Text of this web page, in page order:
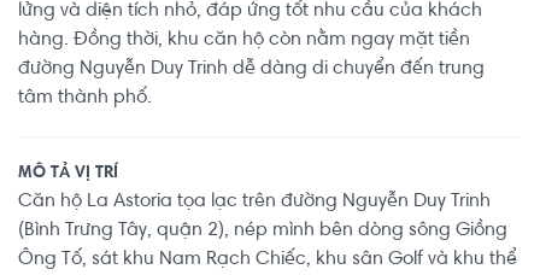
lửng và diện tích nhỏ, đáp ứng tốt nhu cầu của khách
hàng. Đồng thời, khu căn hộ còn nằm ngay mặt tiền
đường Nguyễn Duy Trinh dễ dàng di chuyển đến trung
tâm thành phố.
MÔ TẢ VỊ TRÍ
Căn hộ La Astoria tọa lạc trên đường Nguyễn Duy Trinh
(Bình Trưng Tây, quận 2), nép mình bên dòng sông Giồng
Ông Tố, sát khu Nam Rạch Chiếc, khu sân Golf và khu thể